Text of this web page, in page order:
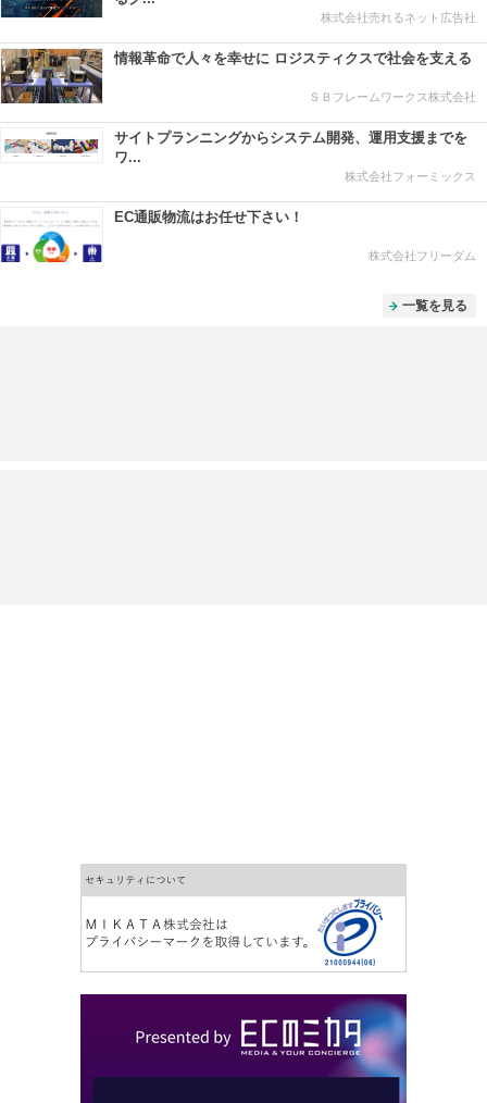
株式会社売れるネット広告社
情報⾰命で⼈々を幸せに ロジスティクスで社会を⽀える
ＳＢフレームワークス株式会社
サイトプランニングからシステム開発、運用支援までを
ワ...
株式会社フォーミックス
EC通販物流はお任せ下さい！
株式会社フリーダム
一覧を見る